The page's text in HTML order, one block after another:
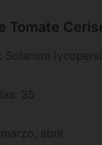
Tomate
35
abril